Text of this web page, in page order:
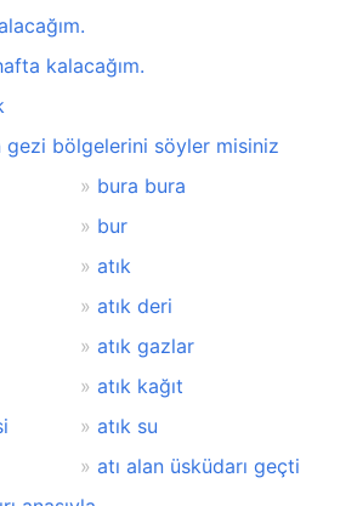
kalacağım.
gezi bölgelerini söyler misiniz
bura bura
bur
atık
atık deri
atık gazlar
atık kağıt
atık su
atı alan üsküdarı geçti